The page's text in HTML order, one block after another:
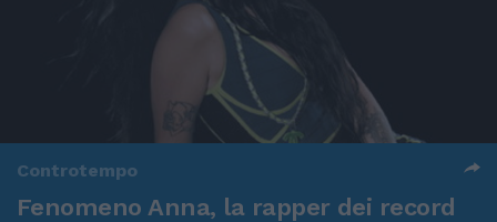
Controtempo
Fenomeno Anna, la rapper dei record